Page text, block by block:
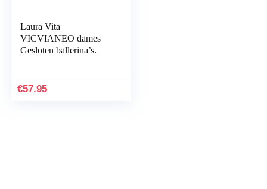
Laura Vita
VICVIANEO dames
Gesloten ballerina’s.
€57.95